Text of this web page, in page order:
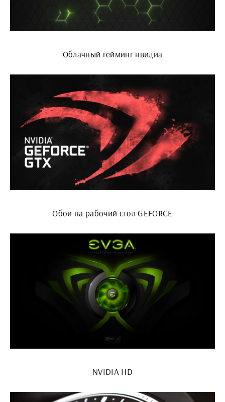
Облачный гейминг нвидиа
Обои на рабочий стол GEFORCE
NVIDIA HD